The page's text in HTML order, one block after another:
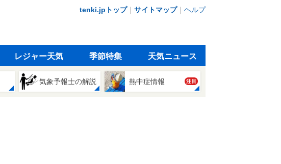
tenki.jpトップ｜ サイトマップ｜ ヘルプ
レジャー天気 季節特集 天気ニュース
気象予報士の解説 熱中症情報 注目